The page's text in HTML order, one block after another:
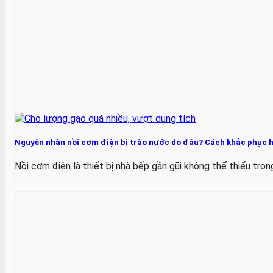
Nguyên nhân nồi cơm điện bị trào nước do đâu? Cách khắc phục
Nồi cơm điện là thiết bị nhà bếp gần gũi không thể thiếu